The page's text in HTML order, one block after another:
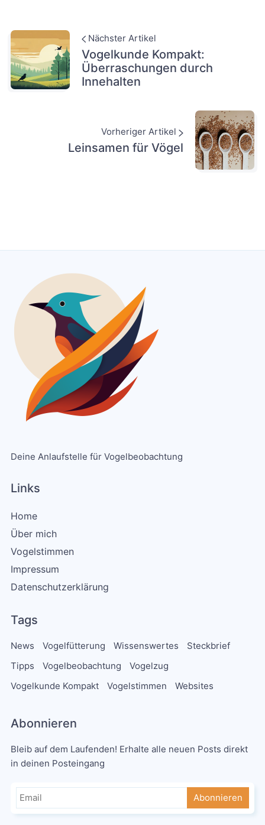
Nächster Artikel
Vogelkunde Kompakt:
Überraschungen durch
Innehalten
Vorheriger Artikel
Leinsamen für Vögel
Deine Anlaufstelle für Vogelbeobachtung
Links
Home
Über mich
Vogelstimmen
Impressum
Datenschutzerklärung
Tags
News Vogelfütterung Wissenswertes
Steckbrief
Tipps
Vogelbeobachtung
Vogelzug
Vogelkunde Kompakt
Vogelstimmen Websites
Abonnieren
Bleib auf dem Laufenden! Erhalte alle neuen Posts direkt
in deinen Posteingang
Abonnieren